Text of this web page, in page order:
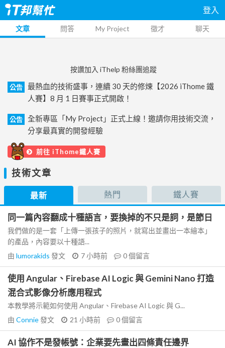
登入
文章 問答 My Project 徵才 聊天
按讚加入 iThelp 粉絲團追蹤
公告
最熱血的技術盛事，連續 30 天的修煉【2026 iThome 鐵
人賽】8 月 1 日賽事正式開啟！
公告
全新專區「My Project」正式上線！邀請你用技術交流，
分享最真實的開發經驗
前往 iThome鐵人賽
技術文章
最新 熱門 鐵人賽
同一篇內容翻成十種語言，要換掉的不只是詞，是節日
我們做的是一套「上傳一張孩子的照片，就寫出並畫出一本繪本」
的產品，內容要以十種語...
由 lumorakids 發文 7 小時前 0個留言
使用 Angular、Firebase AI Logic 與 Gemini Nano 打造
混合式影像分析應用程式
本教學將示範如何使用 Angular、Firebase AI Logic 與 G...
由 Connie發文 21 小時前 0個留言
AI 協作不是發帳號：企業要先畫出四條責任邊界